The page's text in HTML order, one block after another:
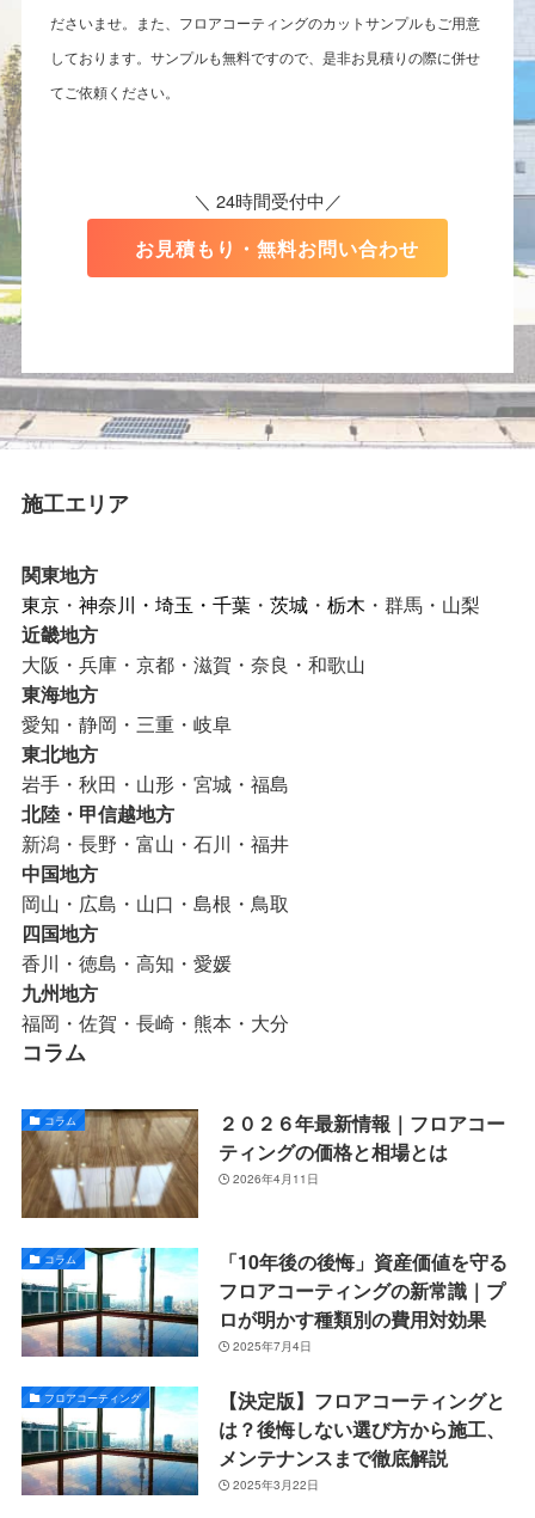
ださいませ。また、フロアコーティングのカットサンプルもご用意
しております。サンプルも無料ですので、是非お見積りの際に併せ
てご依頼ください。
＼ 24時間受付中／
お見積もり・無料お問い合わせ
施工エリア
関東地方
東京・ 神奈川 ・ 埼玉 ・ 千葉・ 茨城・ 栃木 ・群馬・山梨
近畿地方
大阪・兵庫・京都・滋賀・奈良・和歌山
東海地方
愛知・静岡・三重・岐阜
東北地方
岩手・秋田・山形・宮城・福島
北陸・甲信越地方
新潟・長野・富山・石川・福井
中国地方
岡山・広島・山口・島根・鳥取
四国地方
香川・徳島・高知・愛媛
九州地方
福岡・佐賀・長崎・熊本・大分
コラム
コラム
２０２６年最新情報｜フロアコー
ティングの価格と相場とは
2026年4月11日
コラム
「10年後の後悔」資産価値を守る
フロアコーティングの新常識｜プ
ロが明かす種類別の費用対効果
2025年7月4日
フロアコーティング
【決定版】フロアコーティングと
は？後悔しない選び方から施工、
メンテナンスまで徹底解説
2025年3月22日